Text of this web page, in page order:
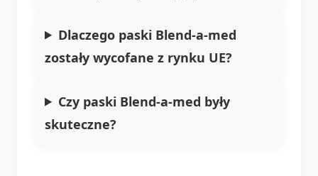
Dlaczego paski Blend-a-med
zostały wycofane z rynku UE?
Czy paski Blend-a-med były
skuteczne?